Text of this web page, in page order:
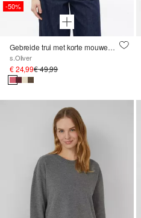
-50%
Gebreide trui met korte mouwen van katoenmix
s.Oliver
€ 24,99€ 49,99